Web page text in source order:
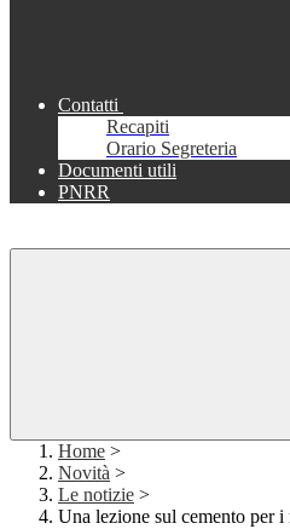
Contatti
Recapiti
Orario Segreteria
Documenti utili
PNRR
Home >
Novità >
Le notizie >
Una lezione sul cemento per